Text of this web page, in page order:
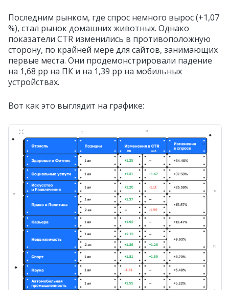
Последним рынком, где спрос немного вырос (+1,07
%), стал рынок домашних животных. Однако
показатели CTR изменились в противоположную
сторону, по крайней мере для сайтов, занимающих
первые места. Они продемонстрировали падение
на 1,68 pp на ПК и на 1,39 pp на мобильных
устройствах.
Вот как это выглядит на графике: